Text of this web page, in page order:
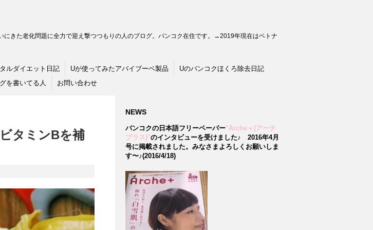
きた老化問題に全力で迎え撃つつもりの人のブログ。バンコク在住です。→2019年現在はベトナ
ルダイエット日記 Uが使ってみたアバイブーベ製品
Uのバンコクほくろ除去日記
を書いてる人 お問い合わせ
タミンBを補
NEWS
バンコクの日本語フリーペーパー"Arche＋(アーチ
プラス)"のインタビューを受けました♪ 2016年4月
号に掲載されました。みなさまよろしくお願いしま
す〜♪(2016/4/18)